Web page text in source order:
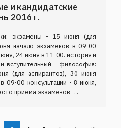
и кандидатские
2016 г.
экзамены - 15 июня (для
начало экзаменов в 09-00
24 июня в 11-00. история и
вступительный - философия:
(для аспирантов), 30 июня
09-00 консультации - 8 июня,
приема экзаменов -...